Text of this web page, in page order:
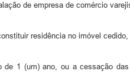
de empresa de comércio
residência no imóvel
de 1 (um) ano, ou a cessação